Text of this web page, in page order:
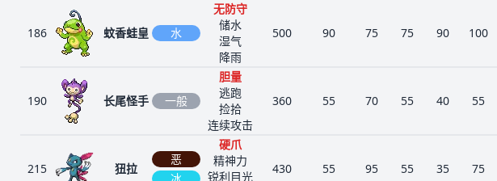
186 蚊香蛙皇 水
无防守
储水
湿气
降雨
500 90 75 75 90 100
190 长尾怪手 一般
胆量
逃跑
捡拾
连续攻击
360 55 70 55 40 55
215 狃拉
恶
硬爪
精神力
锐利目光
430 55 95 55 35 75